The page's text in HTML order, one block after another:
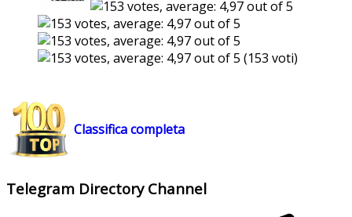
(153 voti)
Classifica completa
Telegram Directory Channel